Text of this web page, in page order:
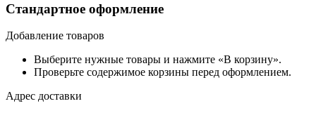
Стандартное оформление
Добавление товаров
Выберите нужные товары и нажмите «В корзину».
Проверьте содержимое корзины перед оформлением.
Адрес доставки